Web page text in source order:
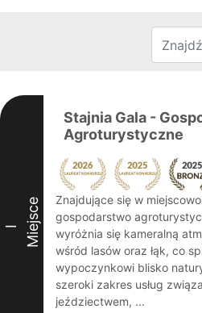
I Miejsce
Stajnia Gala -
Agroturystyczne
Znajdujące się w
gospodarstwo
wyróżnia się kameralną
wśród lasów oraz łąk, co
wypoczynkowi blisko
szeroki zakres usług
jeździectwem, ...